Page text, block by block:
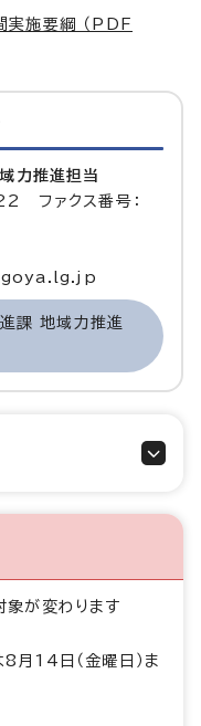
実施要綱 （PDF
力推進担当
ファクス番号：
課 地域力推進
が変わります
月14日（金曜日）ま